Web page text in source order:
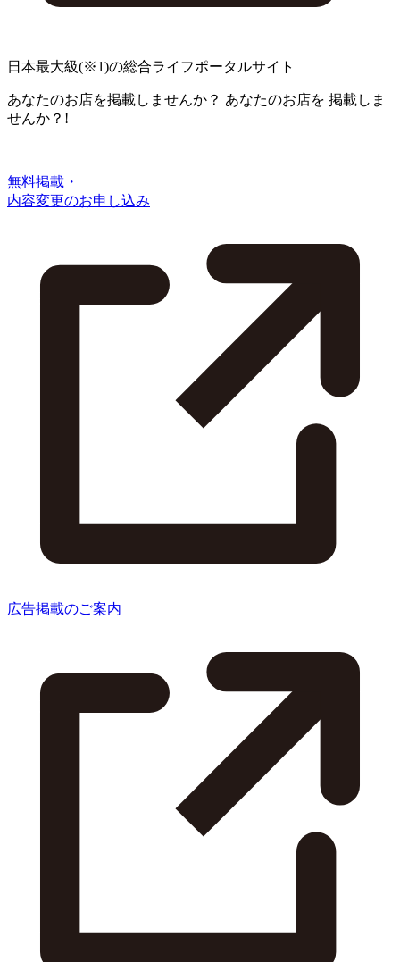
日本最大級(※1)の総合ライフポータルサイト
あなたのお店を掲載しませんか？ あなたのお店を 掲載しま
せんか？!
無料掲載・
内容変更のお申し込み
広告掲載のご案内